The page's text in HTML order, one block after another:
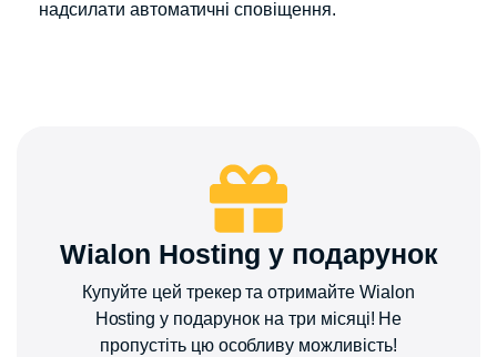
надсилати автоматичні сповіщення.
Wialon Hosting у подарунок
Купуйте цей трекер та отримайте Wialon
Hosting у подарунок на три місяці! ​Не
пропустіть цю особливу можливість!​